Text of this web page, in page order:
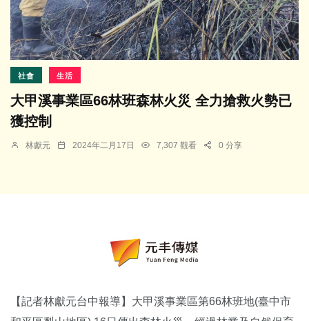
社會 生活
大甲溪事業區66林班森林火災 全力搶救火勢已
獲控制
林獻元 2024年二月17日 7,307 觀看 0 分享
【記者林獻元台中報導】大甲溪事業區第66林班地(臺中市